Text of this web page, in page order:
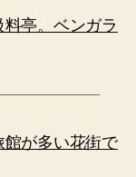
亭。ベンガラ
が多い花街で